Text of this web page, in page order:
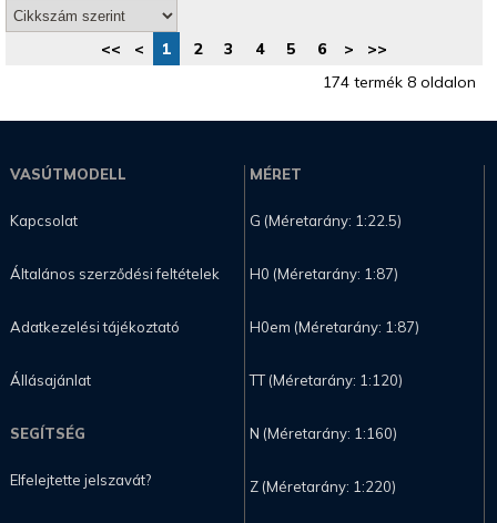
<< < 1 2 3 4 5 6 >
>>
174 termék 8 oldalon
VASÚTMODELL
Kapcsolat
Általános szerződési feltételek
Adatkezelési tájékoztató
Állásajánlat
SEGÍTSÉG
Elfelejtette jelszavát?
MÉRET
G (Méretarány: 1:22.5)
H0 (Méretarány: 1:87)
H0em (Méretarány: 1:87)
TT (Méretarány: 1:120)
N (Méretarány: 1:160)
Z (Méretarány: 1:220)